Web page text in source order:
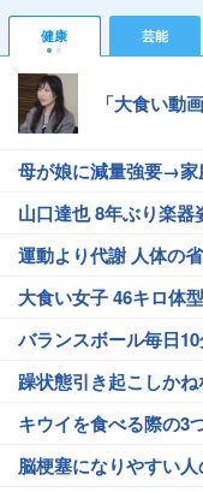
健康 芸能
「大食い動
母が娘に減量強要→家
山口達也 8年ぶり楽器
運動より代謝 人体の
大食い女子 46キロ体
バランスボール毎日
躁状態引き起こしか
キウイを食べる際の3
脳梗塞になりやすい